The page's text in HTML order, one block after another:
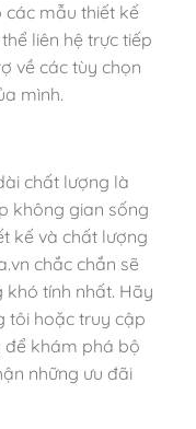
các mẫu thiết kế
liên hệ trực tiếp
về các tùy chọn
mình.
chất lượng là
không gian sống
kế và chất lượng
chắc chắn sẽ
tính nhất. Hãy
tôi hoặc truy cập
khám phá bộ
những ưu đãi